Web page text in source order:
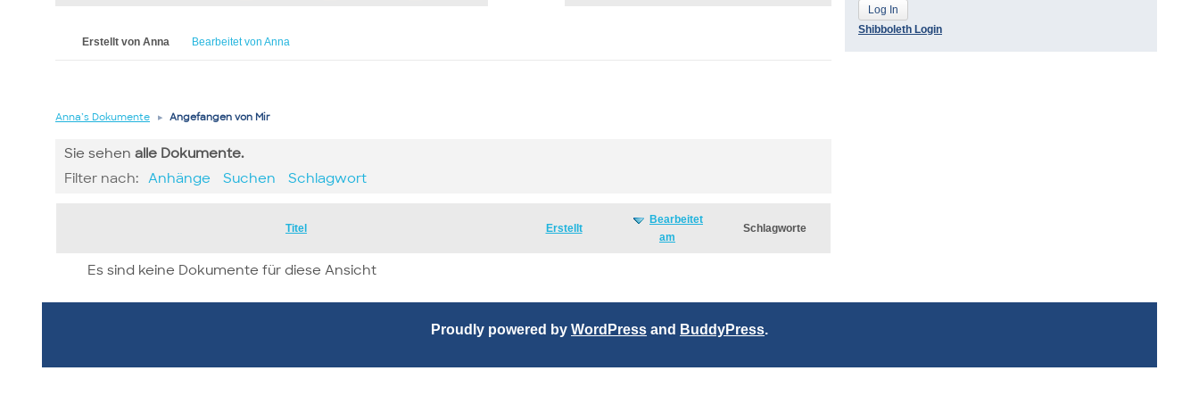
Erstellt von Anna Bearbeitet von Anna
Anna’s Dokumente ▸ Angefangen von Mir
Sie sehen alle Dokumente.
Filter nach: Anhänge Suchen Schlagwort
Titel Erstellt
Bearbeitet
am
Schlagworte
Es sind keine Dokumente für diese Ansicht
Shibboleth Login
Proudly powered by WordPress and BuddyPress.